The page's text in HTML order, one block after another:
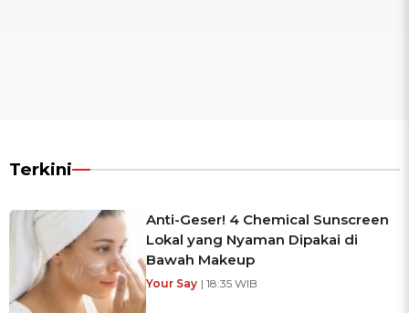
Terkini
Anti-Geser! 4 Chemical Sunscreen
Lokal yang Nyaman Dipakai di
Bawah Makeup
Your Say | 18:35 WIB